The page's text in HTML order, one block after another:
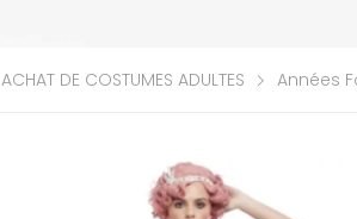
ACHAT DE COSTUMES ADULTES Années